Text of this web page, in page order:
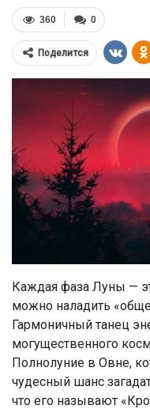
0
360
Поделится
Каждая фаза Луны —
можно наладить
Гармоничный танец
могущественного
Полнолуние в Овне,
чудесный шанс
что его называют